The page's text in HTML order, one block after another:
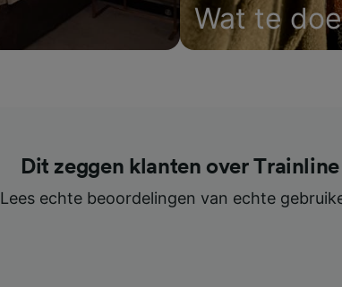
Wat te
Dit zeggen klanten over Trainline
Lees echte beoordelingen van echte